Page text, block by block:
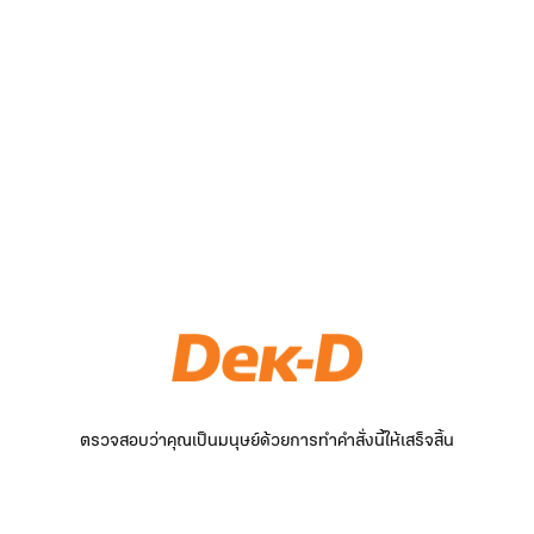
ตรวจสอบว่าคุณเป็นมนุษย์ด้วยการทำคำสั่งนี้ให้เสร็จสิ้น